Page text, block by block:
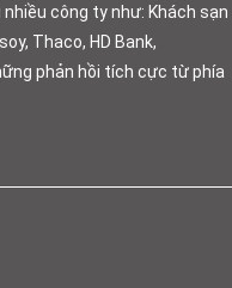
công ty như: Khách sạn
Thaco, HD Bank,
phản hồi tích cực từ phía